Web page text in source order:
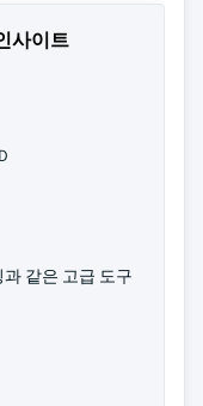
사이트
같은 고급 도구